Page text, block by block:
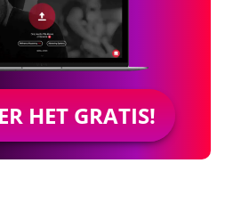
HET GRATIS!